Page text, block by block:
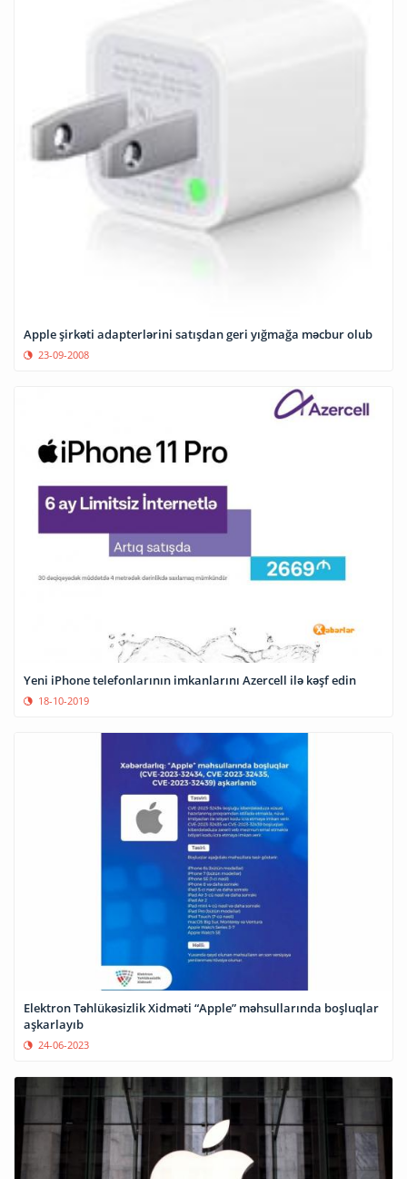
Apple şirkəti adapterlərini satışdan geri yığmağa məcbur olub
23-09-2008
Yeni iPhone telefonlarının imkanlarını Azercell ilə kəşf edin
18-10-2019
Elektron Təhlükəsizlik Xidməti “Apple” məhsullarında boşluqlar
aşkarlayıb
24-06-2023